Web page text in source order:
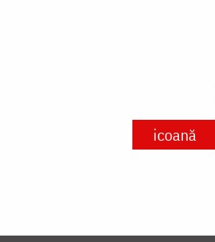
icoană